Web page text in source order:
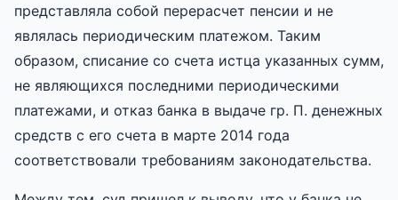
представляла собой перерасчет пенсии и не
являлась периодическим платежом. Таким
образом, списание со счета истца указанных сумм,
не являющихся последними периодическими
платежами, и отказ банка в выдаче гр. П. денежных
средств с его счета в марте 2014 года
соответствовали требованиям законодательства.